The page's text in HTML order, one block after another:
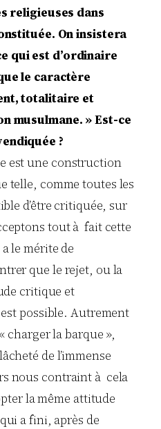
religieuses dans
On insistera
qui est d’ordinaire
le caractère
totalitaire et
musulmane. » Est-ce
?
est une construction
telle, comme toutes les
d’être critiquée, sur
tout à fait cette
le mérite de
que le rejet, ou la
critique et
possible. Autrement
la barque »,
de l’immense
nous contraint à cela
la même attitude
a fini, après de